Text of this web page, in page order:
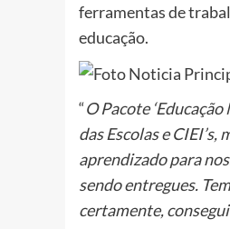
ferramentas de
educação.
“O Pacote
das Escolas e
aprendizado para
sendo entregues.
certamente,